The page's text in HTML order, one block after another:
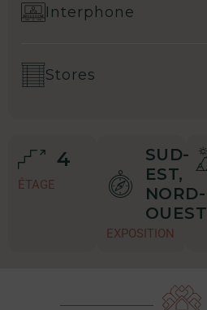
Interphone
Stores
4
ÉTAGE
SUD-
EST,
NORD-
OUEST
EXPOSITION